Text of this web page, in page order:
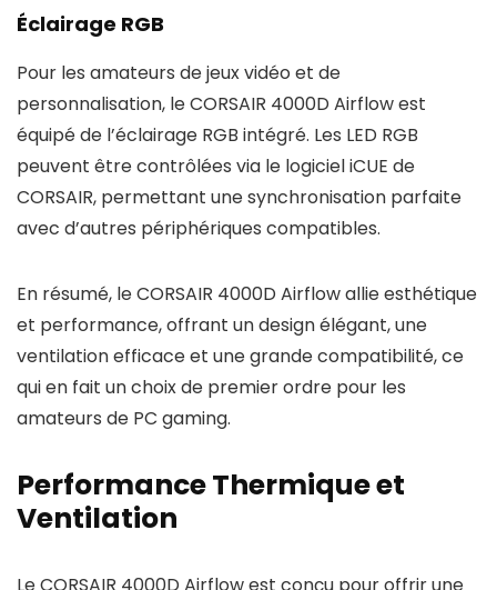
Éclairage RGB
Pour les amateurs de jeux vidéo et de
personnalisation, le CORSAIR 4000D Airflow est
équipé de l’éclairage RGB intégré. Les LED RGB
peuvent être contrôlées via le logiciel iCUE de
CORSAIR, permettant une synchronisation parfaite
avec d’autres périphériques compatibles.
En résumé, le CORSAIR 4000D Airflow allie esthétique
et performance, offrant un design élégant, une
ventilation efficace et une grande compatibilité, ce
qui en fait un choix de premier ordre pour les
amateurs de PC gaming.
Performance Thermique et
Ventilation